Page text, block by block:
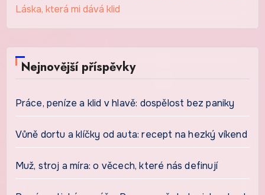
Láska, která mi dává klid
Nejnovější příspěvky
Práce, peníze a klid v hlavě: dospělost bez paniky
Vůně dortu a klíčky od auta: recept na hezký víkend
Muž, stroj a míra: o věcech, které nás definují